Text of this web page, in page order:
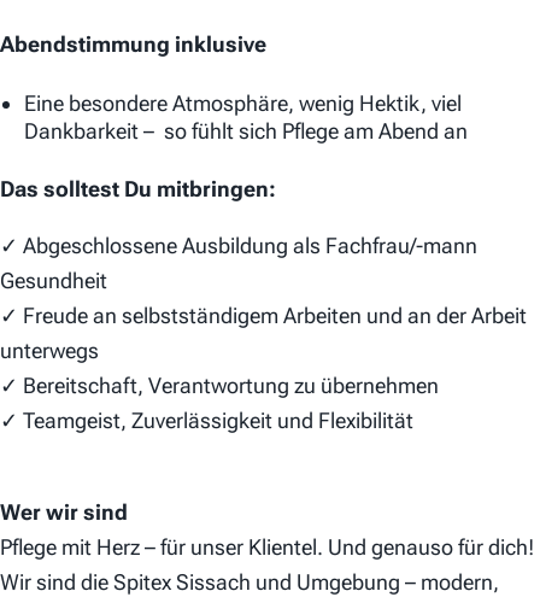
Abendstimmung inklusive
Eine besondere Atmosphäre, wenig Hektik, viel
Dankbarkeit – so fühlt sich Pflege am Abend an
Das solltest Du mitbringen:
✓ Abgeschlossene Ausbildung als Fachfrau/-mann
Gesundheit
✓ Freude an selbstständigem Arbeiten und an der Arbeit
unterwegs
✓ Bereitschaft, Verantwortung zu übernehmen
✓ Teamgeist, Zuverlässigkeit und Flexibilität
Wer wir sind
Pflege mit Herz – für unser Klientel. Und genauso für dich!
Wir sind die Spitex Sissach und Umgebung – modern,